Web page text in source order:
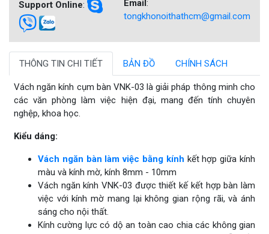
Support Online: Email:
tongkhonoithathcm@gmail.com
THÔNG TIN CHI TIẾT BẢN ĐỒ CHÍNH SÁCH
Vách ngăn kính cụm bàn VNK-03 là giải pháp thông minh cho
các văn phòng làm việc hiện đại, mang đến tính chuyên
nghệp, khoa học.
Kiểu dáng:
Vách ngăn bàn làm việc bằng kính kết hợp giữa kính
màu và kính mờ, kính 8mm - 10mm
Vách ngăn kính VNK-03 được thiết kế kết hợp bàn làm
việc với kính mờ mang lại không gian rộng rãi, và ánh
sáng cho nội thất.
Kính cường lực có dộ an toàn cao chia các không gian